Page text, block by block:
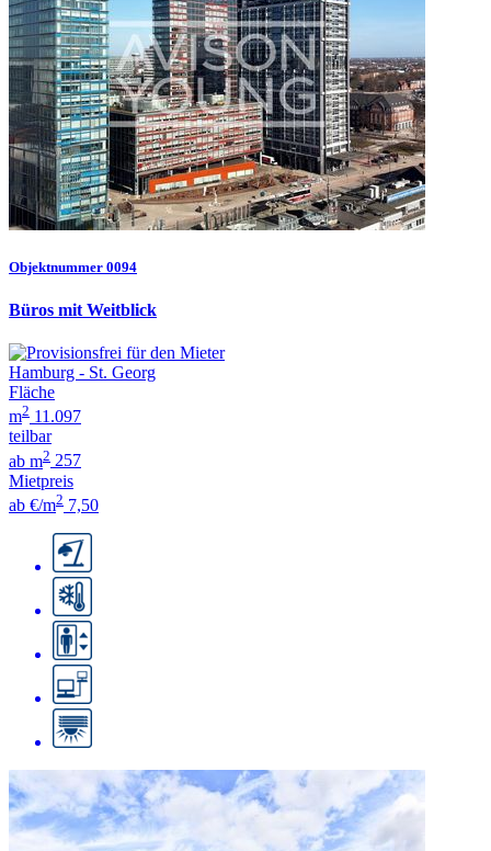
Objektnummer 0094
Büros mit Weitblick
Hamburg - St. Georg
Fläche
m2 11.097
teilbar
ab m2 257
Mietpreis
ab €/m2 7,50